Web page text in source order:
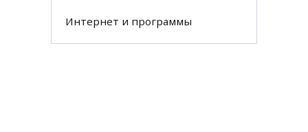
Интернет и программы